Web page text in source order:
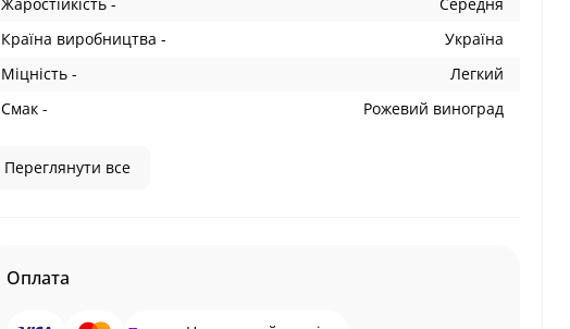
Країна виробництва -
Україна
Міцність -
Легкий
Смак -
Рожевий виноград
Переглянути все
Оплата